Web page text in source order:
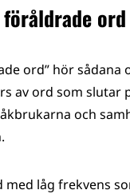
ord
ord” hör
av ord som slutar
och
med låg frekvens